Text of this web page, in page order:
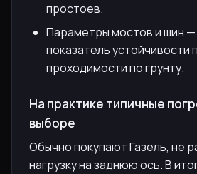
простоев.
Параметры мостов и шин —
показатель устойчивости
проходимости по грунту.
На практике типичные
выборе
Обычно покупают Газель, не
нагрузку на заднюю ось. В